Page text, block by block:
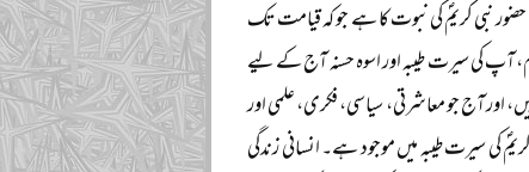
حضور نبی کریمؐ کی نبوت کا ہے جو کہ قیامت تک
آپ کی سیرت طیبہ اور اسوہ حسنہ آج کے لیے
اور آج جو معاشرتی، سیاسی، فکری، علمی اور
کی سیرت طیبہ میں موجود ہے۔ انسانی زندگی